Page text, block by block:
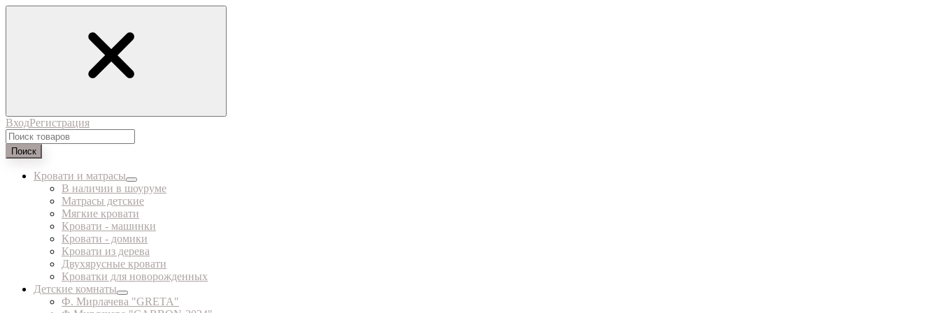
ВходРегистрация
Поиск
Кровати и матрасы
В наличии в шоуруме
Матрасы детские
Мягкие кровати
Кровати - машинки
Кровати - домики
Кровати из дерева
Двухярусные кровати
Кроватки для новорожденных
Детские комнаты
Ф. Мирлачева "GRETA"